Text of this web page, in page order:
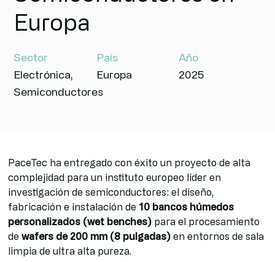
Europa
Sector
Electrónica,
Semiconductores
País
Europa
Año
2025
PaceTec ha entregado con éxito un proyecto de alta
complejidad para un instituto europeo líder en
investigación de semiconductores: el diseño,
fabricación e instalación de 10 bancos húmedos
personalizados (wet benches) para el procesamiento
dewafers de 200 mm (8 pulgadas) en entornos de sala
limpia de ultra alta pureza.